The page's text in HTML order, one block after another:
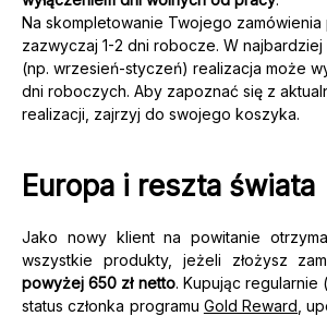
Na skompletowanie Twojego
zazwyczaj 1-2 dni robocze. W najbardziej
(np. wrzesień-styczeń) realizacja może
dni roboczych. Aby zapoznać się z
realizacji, zajrzyj do swojego koszyka.
Europa i reszta świata
Jako nowy klient na powitanie
wszystkie produkty, jeżeli złożysz
powyżej 650 zł netto. Kupując regularnie
status członka programu Gold Reward ,